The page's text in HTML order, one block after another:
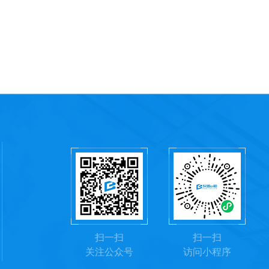
扫一扫
关注公众号
扫一扫
访问小程序